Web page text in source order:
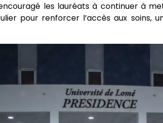
les lauréats à continuer à
pour renforcer l’accès aux soins,